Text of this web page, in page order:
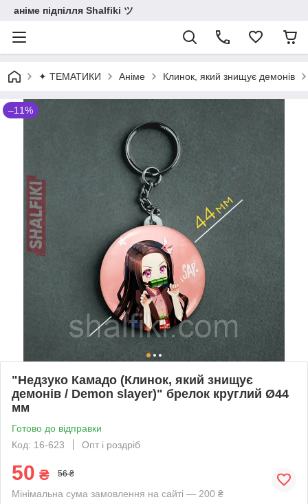
аніме підпілля Shalfiki ツ
✦ ТЕМАТИКИ Аніме Клинок, який знищує демонів
–11%
"Недзуко Камадо (Клинок, який знищує
демонів / Demon slayer)" брелок круглий Ø44
мм
Готово до відправки
Код: 16-623
Опт і роздріб
50 ₴ 56 ₴
Мінімальна сума замовлення на сайті — 200 ₴